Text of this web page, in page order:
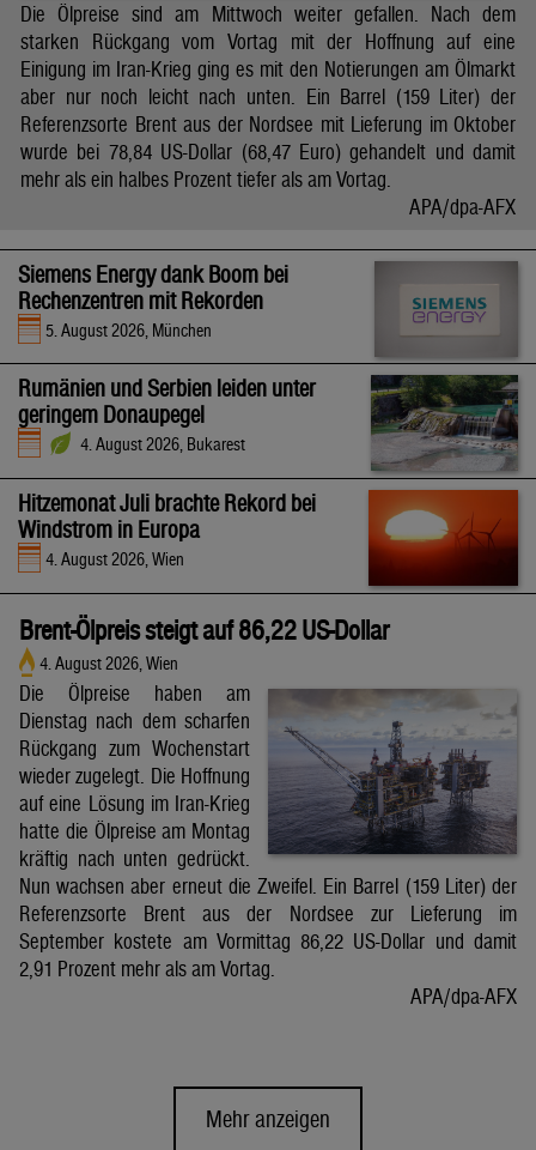
Die Ölpreise sind am Mittwoch weiter gefallen. Nach dem
starken Rückgang vom Vortag mit der Hoffnung auf eine
Einigung im Iran-Krieg ging es mit den Notierungen am Ölmarkt
aber nur noch leicht nach unten. Ein Barrel (159 Liter) der
Referenzsorte Brent aus der Nordsee mit Lieferung im Oktober
wurde bei 78,84 US-Dollar (68,47 Euro) gehandelt und damit
mehr als ein halbes Prozent tiefer als am Vortag.
APA/dpa-AFX
Siemens Energy dank Boom bei
Rechenzentren mit Rekorden
5. August 2026, München
Rumänien und Serbien leiden unter
geringem Donaupegel
4. August 2026, Bukarest
Hitzemonat Juli brachte Rekord bei
Windstrom in Europa
4. August 2026, Wien
Brent-Ölpreis steigt auf 86,22 US-Dollar
4. August 2026, Wien
Die Ölpreise haben am
Dienstag nach dem scharfen
Rückgang zum Wochenstart
wieder zugelegt. Die Hoffnung
auf eine Lösung im Iran-Krieg
hatte die Ölpreise am Montag
kräftig nach unten gedrückt.
Nun wachsen aber erneut die Zweifel. Ein Barrel (159 Liter) der
Referenzsorte Brent aus der Nordsee zur Lieferung im
September kostete am Vormittag 86,22 US-Dollar und damit
2,91 Prozent mehr als am Vortag.
APA/dpa-AFX
Mehr anzeigen